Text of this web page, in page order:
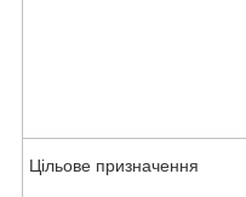
Цільове призначення